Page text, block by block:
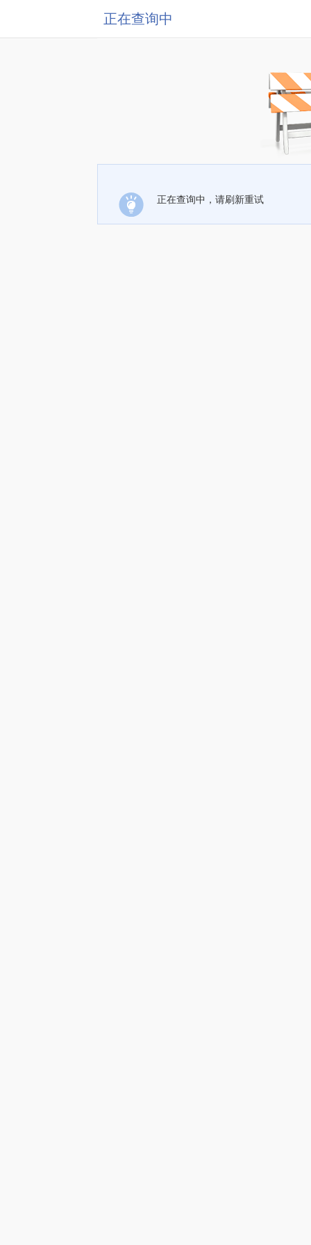
正在查询中
正在查询中，请刷新重试